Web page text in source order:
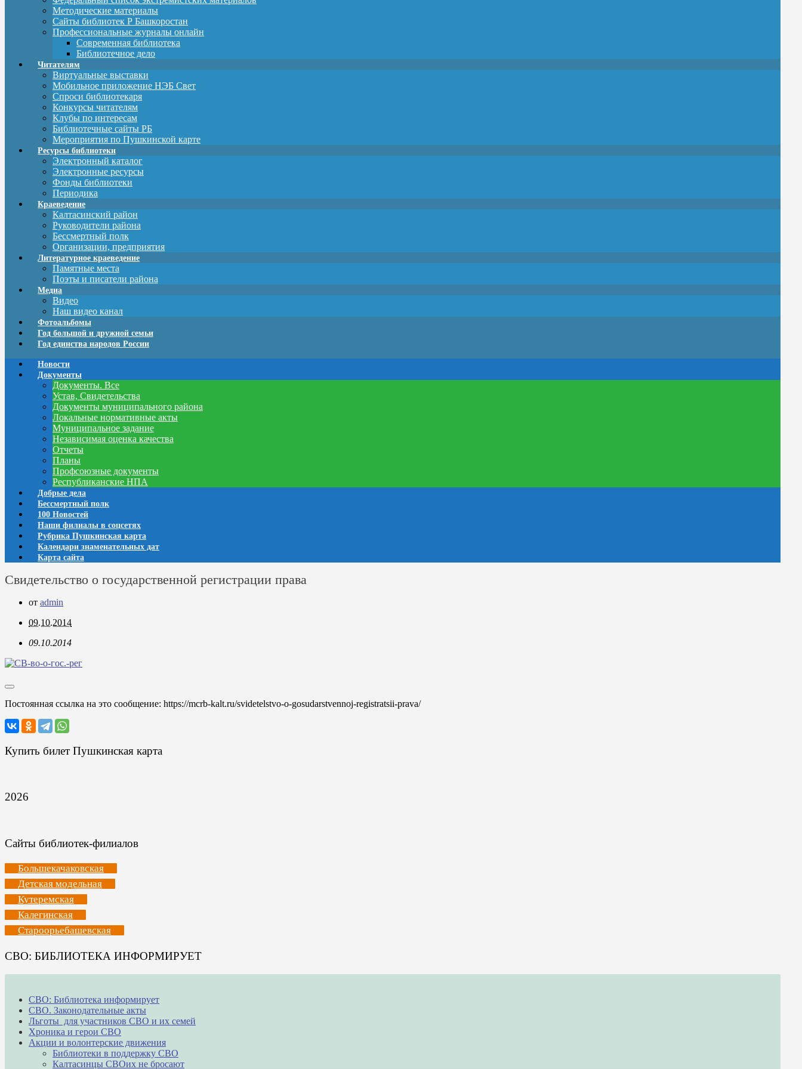
Методические материалы
Сайты библиотек Р Башкоростан
Профессиональные журналы онлайн
Современная библиотека
Библиотечное дело
Читателям
Виртуальные выставки
Мобильное приложение НЭБ Свет
Спроси библиотекаря
Конкурсы читателям
Клубы по интересам
Библиотечные сайты РБ
Мероприятия по Пушкинской карте
Ресурсы библиотеки
Электронный каталог
Электронные ресурсы
Фонды библиотеки
Периодика
Краеведение
Калтасинский район
Руководители района
Бессмертный полк
Организации, предприятия
Литературное краеведение
Памятные места
Поэты и писатели района
Медиа
Видео
Наш видео канал
Фотоальбомы
Год большой и дружной семьи
Год единства народов России
Новости
Документы
Документы. Все
Устав, Свидетельства
Документы муниципального района
Локальные нормативные акты
Муниципальное задание
Независимая оценка качества
Отчеты
Планы
Профсоюзные документы
Республиканские НПА
Добрые дела
Бессмертный полк
100 Новостей
Наши филиалы в соцсетях
Рубрика Пушкинская карта
Календари знаменательных дат
Карта сайта
Свидетельство о государственной регистрации права
от admin
09.10.2014
09.10.2014
Постоянная ссылка на это сообщение: https://mcrb-kalt.ru/svidetelstvo-o-gosudarstvennoj-registratsii-prava/
Купить билет Пушкинская карта
2026
Сайты библиотек-филиалов
Большекачаковская
Детская модельная
Кутеремская
Калегинская
Староорьебашевская
СВО: БИБЛИОТЕКА ИНФОРМИРУЕТ
СВО: Библиотека информирует
СВО. Законодательные акты
Льготы для участников СВО и их семей
Хроника и герои СВО
Акции и волонтерские движения
Библиотеки в поддержку СВО
Калтасинцы СВОих не бросают